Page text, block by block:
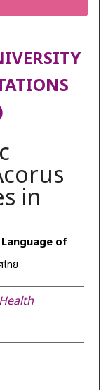
in
of
ไทย